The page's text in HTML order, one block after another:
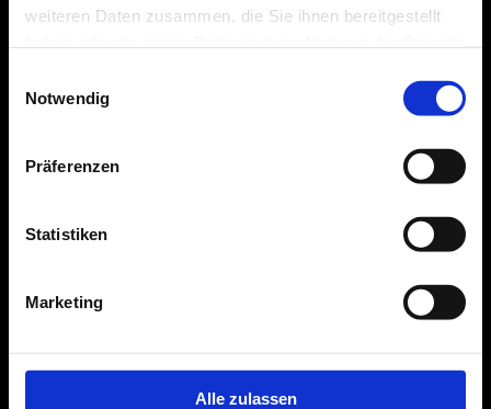
weiteren Daten zusammen, die Sie ihnen bereitgestellt
Notwendig
Präferenzen
Statistiken
Marketing
Alle zulassen
Hotel Hansa